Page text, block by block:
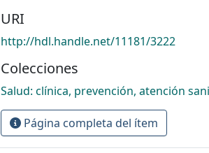
URI
http://hdl.handle.net/11181/3222
Colecciones
Salud: clínica, prevención, atención
Página completa del ítem